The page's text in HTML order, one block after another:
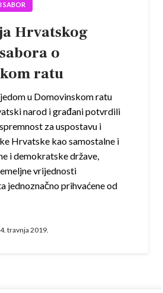
SABOR
Hrvatskog
o
ratu
u Domovinskom ratu
narod i građani potvrdili
za uspostavu i
Hrvatske kao samostalne i
i demokratske države,
vrijednosti
jed­no­značno prihvaćene od
4. travnja 2019.